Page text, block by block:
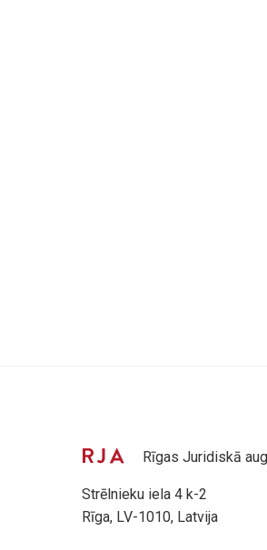
Rīgas Juridiskā
Strēlnieku iela 4 k-2
Rīga, LV-1010, Latvija